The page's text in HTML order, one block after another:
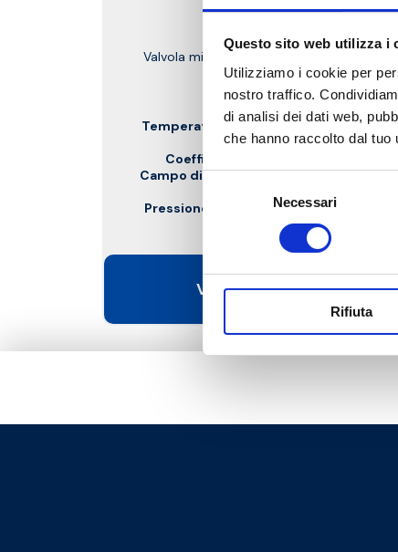
Questo sito web utilizza i
Utilizziamo i cookie per
nostro traffico.
di analisi dei dati web,
che hanno raccolto dal
Necessari
Rifiuta
630.101.N
Valvola miscelatrice termostatica per
riscaldamento
Temperatura massima di esercizio :
90 °C
Coefficiente di flusso
Campo di regolazione temperatura:
Pressione massima di esercizio
Vai al prodotto